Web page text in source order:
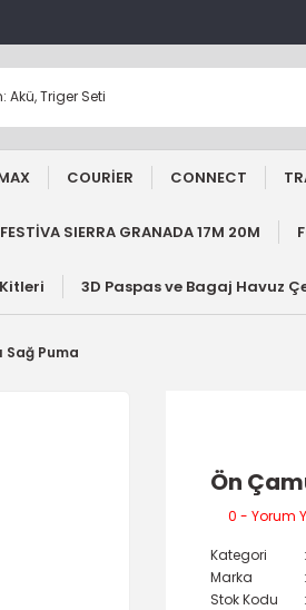
COURİER CONNECT
FESTİVA SIERRA GRANADA 17M 20M
3D Paspas ve Bagaj Havuz
Sağ Puma
Ön
0 - Yorum
Kategori
Marka
Stok Kodu